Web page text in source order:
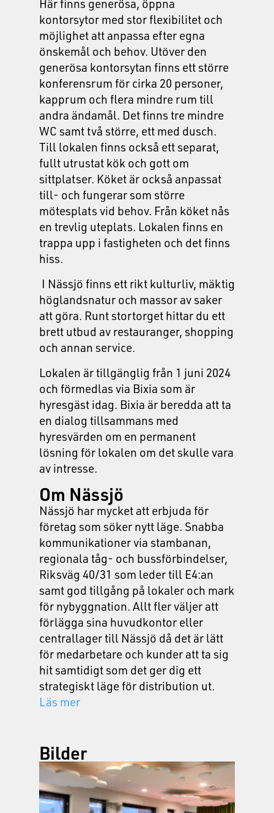
Här finns generösa, öppna
kontorsytor med stor flexibilitet och
möjlighet att anpassa efter egna
önskemål och behov. Utöver den
generösa kontorsytan finns ett större
konferensrum för cirka 20 personer,
kapprum och flera mindre rum till
andra ändamål. Det finns tre mindre
WC samt två större, ett med dusch.
Till lokalen finns också ett separat,
fullt utrustat kök och gott om
sittplatser. Köket är också anpassat
till- och fungerar som större
mötesplats vid behov. Från köket nås
en trevlig uteplats. Lokalen finns en
trappa upp i fastigheten och det finns
hiss.
I Nässjö finns ett rikt kulturliv, mäktig
höglandsnatur och massor av saker
att göra. Runt stortorget hittar du ett
brett utbud av restauranger, shopping
och annan service.
Lokalen är tillgänglig från 1 juni 2024
och förmedlas via Bixia som är
hyresgäst idag. Bixia är beredda att ta
en dialog tillsammans med
hyresvärden om en permanent
lösning för lokalen om det skulle vara
av intresse.
Om Nässjö
Nässjö har mycket att erbjuda för
företag som söker nytt läge. Snabba
kommunikationer via stambanan,
regionala tåg- och bussförbindelser,
Riksväg 40/31 som leder till E4:an
samt god tillgång på lokaler och mark
för nybyggnation. Allt fler väljer att
förlägga sina huvudkontor eller
centrallager till Nässjö då det är lätt
för medarbetare och kunder att ta sig
hit samtidigt som det ger dig ett
strategiskt läge för distribution ut.
Läs mer
Bilder